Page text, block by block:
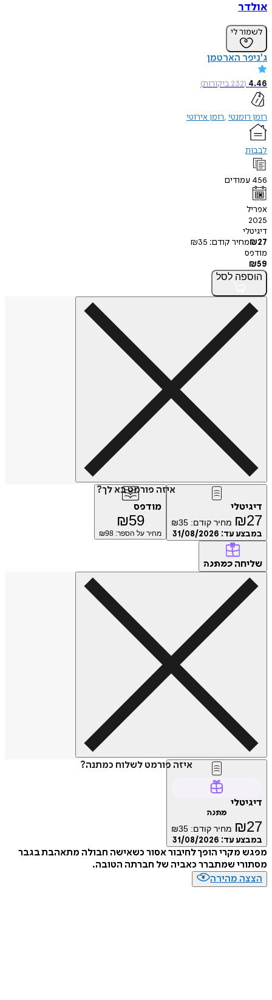
אולדר
לשמור לי
ג'ניפר הארטמן
4.46
(
232ביקורות)
רומן רומנטי רומן אירוטי
לבבות
456 עמודים
אפריל
2025
דיגיטלי
₪27 מחיר קודם: ₪35
מודפס
₪59
הוספה לסל
איזה פורמט בא לך?
דיגיטלי
₪27 מחיר קודם: ₪35
במבצע עד: 31/08/2026
מודפס
₪59
מחיר על הספר: ₪ 98
שליחה כמתנה
איזה פורמט לשלוח כמתנה?
דיגיטלי
מתנה
₪27 מחיר קודם: ₪35
במבצע עד: 31/08/2026
מפגש מקרי הופך לחיבור אסור כשאישה חבולה מתאהבת בגבר
מסתורי שמתברר כאביה של חברתה הטובה.
הצצה מהירה